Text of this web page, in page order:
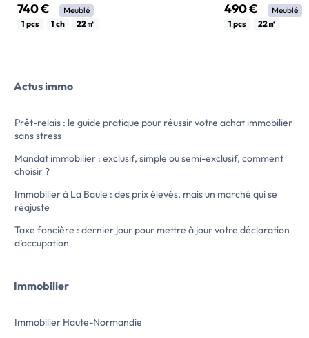
740 € Meublé
Location studio à Dieppe de 22 m². Ce
Avantages du logement :
- Proximité commerce
Ce propriétaire utilise LocService pour
sélectionner ses futurs locataires. Pour
proposer directement votre candidature
conformes à votre recherche, il suffit de
vous inscrire sur LocService. Les
et les locations sont certifiées sans frais
d'agence.
LocService
3/ Les propriétaires vous contactent
1 pcs 1 ch 22㎡
490 € Meublé
dieppe centre
(dont 66.05 euros
Cet appartement
proposé par
immobilière >>
1 pcs 22㎡
Actus immo
Prêt-relais : le guide pratique pour réussir votre achat immobilier
sans stress
Mandat immobilier : exclusif, simple ou semi-exclusif, comment
choisir ?
Immobilier à La Baule : des prix élevés, mais un marché qui se
réajuste
Taxe foncière : dernier jour pour mettre à jour votre déclaration
d’occupation
Immobilier
Immobilier Haute-Normandie